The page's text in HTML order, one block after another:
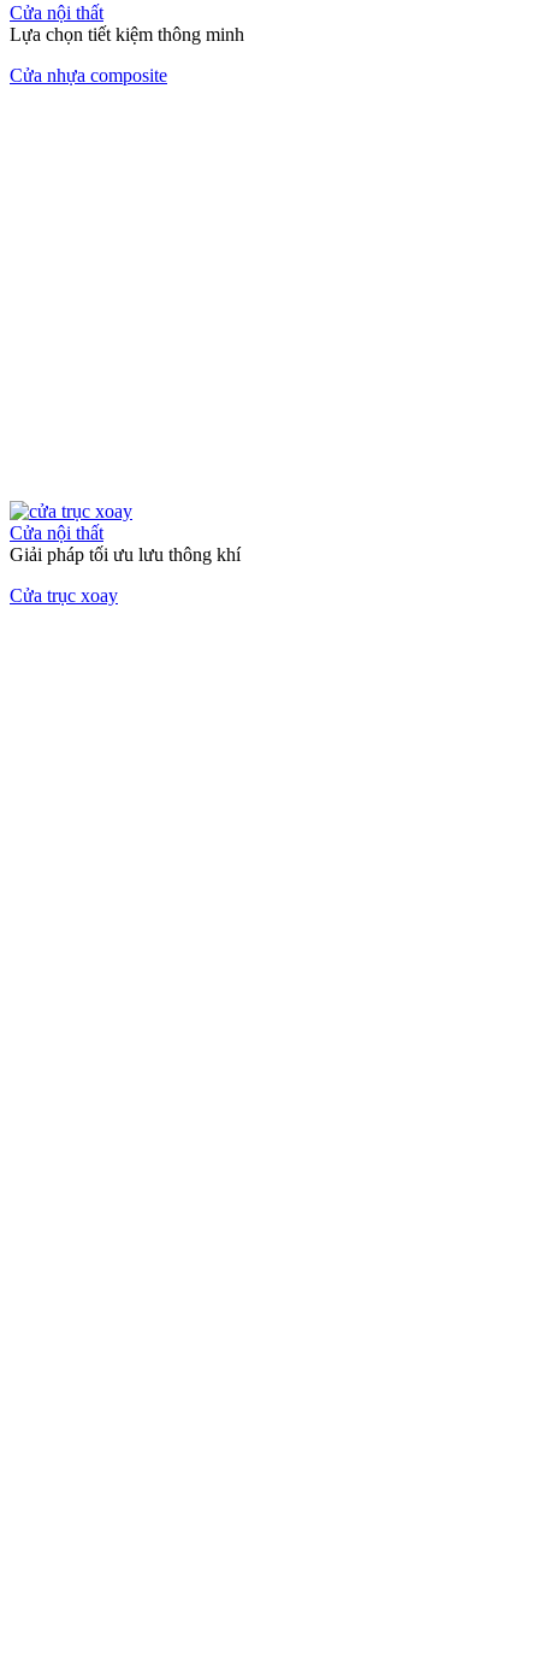
Cửa nội thất
Lựa chọn tiết kiệm thông minh
Cửa nhựa composite
Cửa nội thất
Giải pháp tối ưu lưu thông khí
Cửa trục xoay